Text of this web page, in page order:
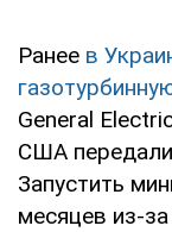
Ранее в
General
США
Запустить
месяцев из-